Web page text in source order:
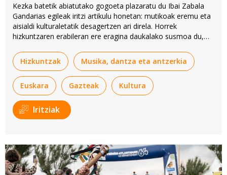
Kezka batetik abiatutako gogoeta plazaratu du Ibai Zabala
Gandarias egileak iritzi artikulu honetan: mutikoak eremu eta
aisialdi kulturaletatik desagertzen ari direla. Horrek
hizkuntzaren erabileran ere eragina daukalako susmoa du,
ikasgaia erabiltzea LHtik batxilergora arte.
Hizkuntzak Musika, dantza eta antzerkia
Euskara Gazteak Kultura
Iritziak